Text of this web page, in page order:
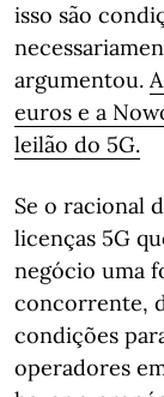
isso são
argumentou.
euros e a
leilão do 5G.
Se o racional
licenças 5G
negócio uma
concorrente,
condições
operadores